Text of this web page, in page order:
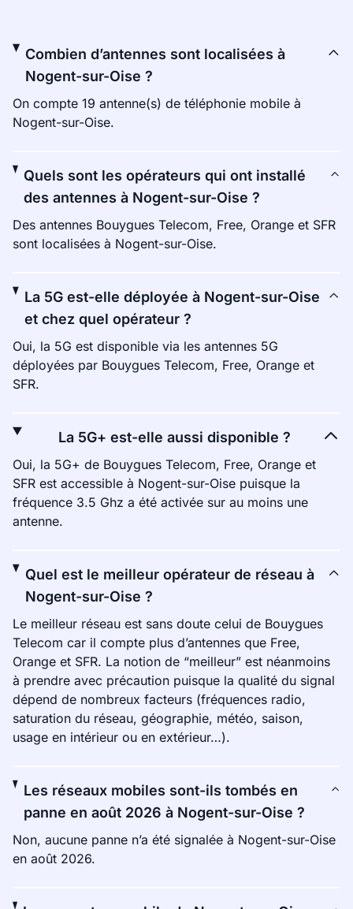
Combien d’antennes sont localisées à
Nogent-sur-Oise ?
On compte 19 antenne(s) de téléphonie mobile à
Nogent-sur-Oise.
Quels sont les opérateurs qui ont installé
des antennes à Nogent-sur-Oise ?
Des antennes Bouygues Telecom, Free, Orange et SFR
sont localisées à Nogent-sur-Oise.
La 5G est-elle déployée à Nogent-sur-Oise
et chez quel opérateur ?
Oui, la 5G est disponible via les antennes 5G
déployées par Bouygues Telecom, Free, Orange et
SFR.
La 5G+ est-elle aussi disponible ?
Oui, la 5G+ de Bouygues Telecom, Free, Orange et
SFR est accessible à Nogent-sur-Oise puisque la
fréquence 3.5 Ghz a été activée sur au moins une
antenne.
Quel est le meilleur opérateur de réseau à
Nogent-sur-Oise ?
Le meilleur réseau est sans doute celui de Bouygues
Telecom car il compte plus d’antennes que Free,
Orange et SFR. La notion de “meilleur” est néanmoins
à prendre avec précaution puisque la qualité du signal
dépend de nombreux facteurs (fréquences radio,
saturation du réseau, géographie, météo, saison,
usage en intérieur ou en extérieur…).
Les réseaux mobiles sont-ils tombés en
panne en août 2026 à Nogent-sur-Oise ?
Non, aucune panne n’a été signalée à Nogent-sur-Oise
en août 2026.